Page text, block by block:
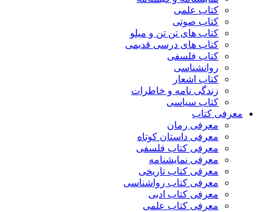
کتاب علمی
کتاب صوتی
کتاب های تن تن و میلو
کتاب های درسی قدیمی
کتاب فلسفی
روانشناسی
کتاب اشعار
زندگی نامه و خاطرات
کتاب سیاسی
معرفی کتاب
معرفی رمان
معرفی داستان کوتاه
معرفی کتاب فلسفی
معرفی نمایشنامه
معرفی کتاب تاریخی
معرفی کتاب رواشناسی
معرفی کتاب ادبی
معرفی کتاب علمی